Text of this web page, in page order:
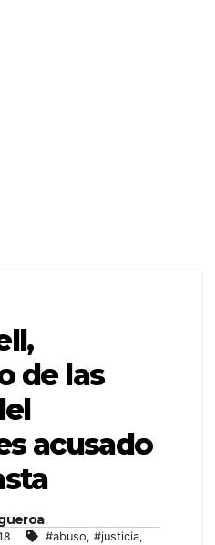
de las
acusado
#abuso, #justicia,